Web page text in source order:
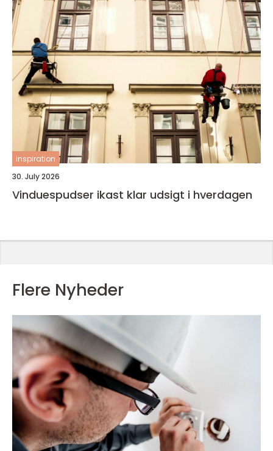
inspiration
30. July 2026
Vinduespudser ikast klar udsigt i hverdagen
Flere Nyheder